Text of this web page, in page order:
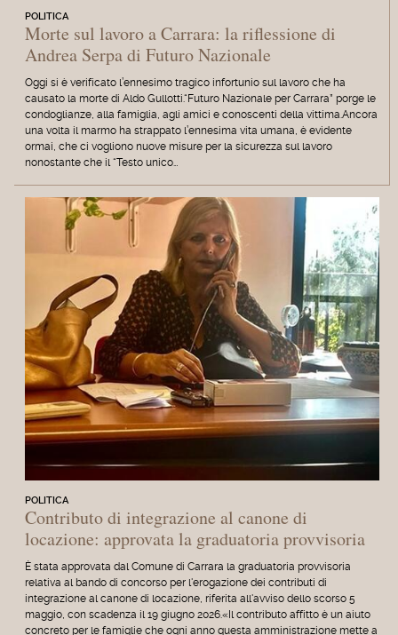
POLITICA
Morte sul lavoro a Carrara: la riflessione di
Andrea Serpa di Futuro Nazionale
Oggi si è verificato l’ennesimo tragico infortunio sul lavoro che ha
causato la morte di Aldo Gullotti.“Futuro Nazionale per Carrara” porge le
condoglianze, alla famiglia, agli amici e conoscenti della vittima.Ancora
una volta il marmo ha strappato l’ennesima vita umana, è evidente
ormai, che ci vogliono nuove misure per la sicurezza sul lavoro
nonostante che il “Testo unico…
POLITICA
Contributo di integrazione al canone di
locazione: approvata la graduatoria provvisoria
È stata approvata dal Comune di Carrara la graduatoria provvisoria
relativa al bando di concorso per l'erogazione dei contributi di
integrazione al canone di locazione, riferita all'avviso dello scorso 5
maggio, con scadenza il 19 giugno 2026.«Il contributo affitto è un aiuto
concreto per le famiglie che ogni anno questa amministrazione mette a